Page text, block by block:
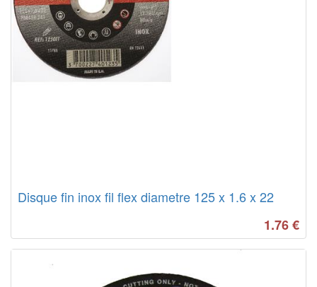
Disque fin inox fil flex diametre 125 x 1.6 x 22
1.76€